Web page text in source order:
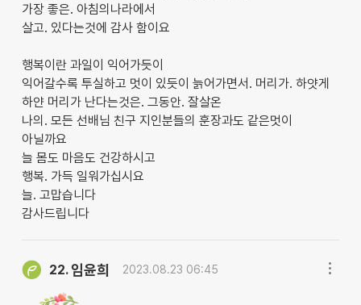
가장 좋은. 아침의나라에서
살고. 있다는것에 감사 함이요
행복이란 과일이 익어가듯이
익어갈수록 투실하고 멋이 있듯이 늙어가면서. 머리가. 하얏게
하얀 머리가 난다는것은. 그동안. 잘살온
나의. 모든 선배님 친구 지인분들의 훈장과도 같은멋이
아닐까요
늘 몸도 마음도 건강하시고
행복. 가득 일워가십시요
늘. 고맙습니다
감사드립니다
22. 임윤희 2023.08.23 06:45